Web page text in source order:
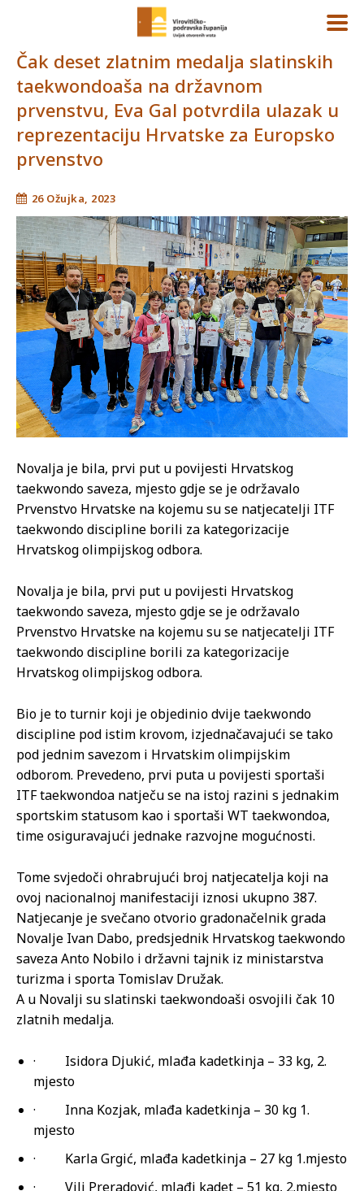
Čak deset zlatnim medalja slatinskih
taekwondoaša na državnom
prvenstvu, Eva Gal potvrdila ulazak u
reprezentaciju Hrvatske za Europsko
prvenstvo
26 Ožujka, 2023
Novalja je bila, prvi put u povijesti Hrvatskog
taekwondo saveza, mjesto gdje se je održavalo
Prvenstvo Hrvatske na kojemu su se natjecatelji ITF
taekwondo discipline borili za kategorizacije
Hrvatskog olimpijskog odbora.
Novalja je bila, prvi put u povijesti Hrvatskog
taekwondo saveza, mjesto gdje se je održavalo
Prvenstvo Hrvatske na kojemu su se natjecatelji ITF
taekwondo discipline borili za kategorizacije
Hrvatskog olimpijskog odbora.
Bio je to turnir koji je objedinio dvije taekwondo
discipline pod istim krovom, izjednačavajući se tako
pod jednim savezom i Hrvatskim olimpijskim
odborom. Prevedeno, prvi puta u povijesti sportaši
ITF taekwondoa natječu se na istoj razini s jednakim
sportskim statusom kao i sportaši WT taekwondoa,
time osiguravajući jednake razvojne mogućnosti.
Tome svjedoči ohrabrujući broj natjecatelja koji na
ovoj nacionalnoj manifestaciji iznosi ukupno 387.
Natjecanje je svečano otvorio gradonačelnik grada
Novalje Ivan Dabo, predsjednik Hrvatskog taekwondo
saveza Anto Nobilo i državni tajnik iz ministarstva
turizma i sporta Tomislav Družak.
A u Novalji su slatinski taekwondoaši osvojili čak 10
zlatnih medalja.
· Isidora Djukić, mlađa kadetkinja – 33 kg, 2.
mjesto
· Inna Kozjak, mlađa kadetkinja – 30 kg 1.
mjesto
· Karla Grgić, mlađa kadetkinja – 27 kg 1.mjesto
· Vili Preradović, mlađi kadet – 51 kg, 2.mjesto